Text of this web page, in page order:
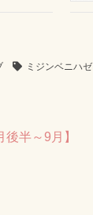
ミジンベニハゼ
半～9月】